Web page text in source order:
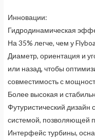
Инновации:
Гидродинамическая
На 35% легче, чем у
Диаметр, ориентация и
или назад, чтобы
совместимость с
Более высокая и
Футуристический дизайн
системой, позволяющей
Интерфейс турбины,